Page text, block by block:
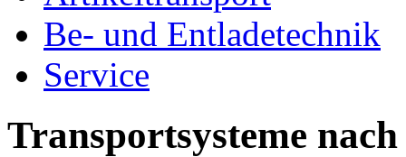
Be- und Entladetechnik
Service
Transportsysteme